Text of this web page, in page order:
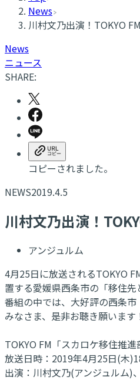
News
川村文乃出演！TOKYO
News
ニュース
SHARE:
コピーされました。
NEWS2019.4.5
川村文乃出演！
アンジュルム
4月25日に放送されるTOKYO
置する愛媛県西条市の「移住
番組の中では、大好評の西条市
みなさま、是非お聴き願います
TOKYO FM「スカロケ移住推進
放送日時：2019年4月25日(木
出演：川村文乃(アンジュルム)